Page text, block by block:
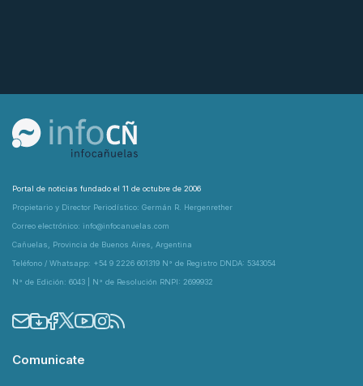
Portal de noticias fundado el 11 de octubre de 2006
Propietario y Director Periodístico: Germán R. Hergenrether
Correo electrónico: info@infocanuelas.com
Cañuelas, Provincia de Buenos Aires, Argentina
Teléfono / Whatsapp: +54 9 2226 601319 N° de Registro DNDA: 5343054
N° de Edición: 6043 | N° de Resolución RNPI: 2699932
Comunicate